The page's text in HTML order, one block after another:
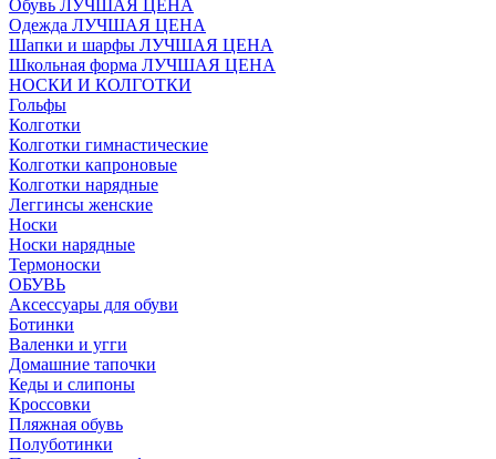
Обувь ЛУЧШАЯ ЦЕНА
Одежда ЛУЧШАЯ ЦЕНА
Шапки и шарфы ЛУЧШАЯ ЦЕНА
Школьная форма ЛУЧШАЯ ЦЕНА
НОСКИ И КОЛГОТКИ
Гольфы
Колготки
Колготки гимнастические
Колготки капроновые
Колготки нарядные
Леггинсы женские
Носки
Носки нарядные
Термоноски
ОБУВЬ
Аксессуары для обуви
Ботинки
Валенки и угги
Домашние тапочки
Кеды и слипоны
Кроссовки
Пляжная обувь
Полуботинки